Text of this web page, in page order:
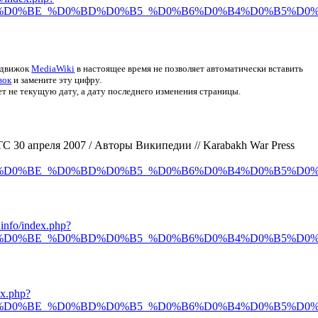
MediaWiki в настоящее время не позволяет автоматически вставить
и замените эту цифру.
текущую дату, а дату последнего изменения страницы.
30 апреля 2007 / Авторы Википедии // Karabakh War Press
index.php?